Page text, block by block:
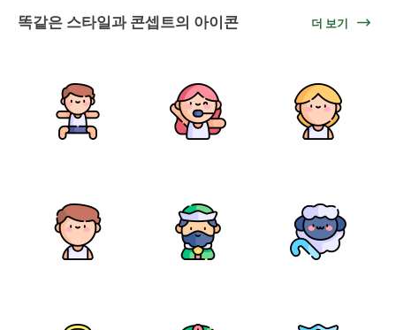
똑같은 스타일과 콘셉트의 아이콘 더 보기